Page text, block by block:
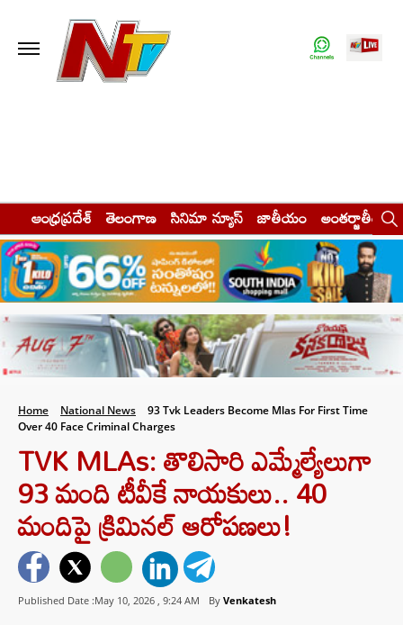
ఆంధ్రప్రదేశ్ తెలంగాణ సినిమా న్యూస్ జాతీయం అంతర్జాతీయం
Home National News
93 Tvk Leaders Become Mlas For First Time
Over 40 Face Criminal Charges
TVK MLAs: తొలిసారి ఎమ్మేల్యేలుగా
93 మంది టీవీకే నాయకులు.. 40
మందిపై క్రిమినల్ ఆరోపణలు!
Published Date :May 10, 2026 , 9:24 AM By Venkatesh